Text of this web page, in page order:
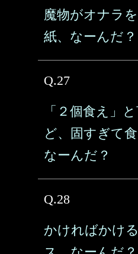
魔物がオナラ
紙、なーんだ？
Q.27
「２個食え」
ど、固すぎて
なーんだ？
Q.28
かければかけ